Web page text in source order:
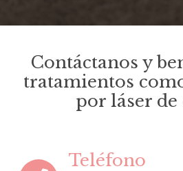
Contáctanos y
tratamientos
por láser
Teléfono